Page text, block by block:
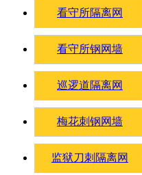
看守所隔离网
看守所钢网墙
巡逻道隔离网
梅花刺钢网墙
监狱刀刺隔离网